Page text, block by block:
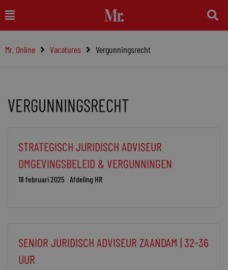
naar
inhoud
Main
Menu
Mr. Online Vacatures Vergunningsrecht
VERGUNNINGSRECHT
STRATEGISCH JURIDISCH ADVISEUR
OMGEVINGSBELEID & VERGUNNINGEN
18 februari 2025 Afdeling HR
SENIOR JURIDISCH ADVISEUR ZAANDAM | 32-36
UUR